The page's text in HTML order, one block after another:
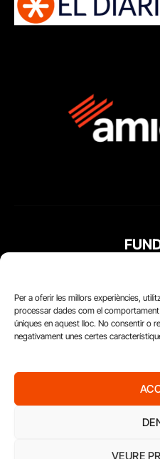
Per a oferir les millors experiències,
processar dades com el
úniques en aquest lloc. No consentir o
negativament unes certes
VEURE